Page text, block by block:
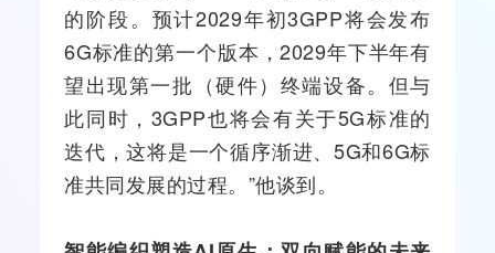
的阶段。预计2029年初3GPP将会发布
6G标准的第一个版本，2029年下半年有
望出现第一批（硬件）终端设备。但与
此同时，3GPP也将会有关于5G标准的
迭代，这将是一个循序渐进、5G和6G标
准共同发展的过程。”他谈到。